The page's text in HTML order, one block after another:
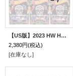
【US版】2023 HW HALLOWEEN 【5種セット】'71 Maverick Grabber/King Kuda/'16 Camaro SS/'33 Ford Lo Boy/'14 Corvette Stingray(予約不可）
2,380円(税込)
[在庫なし]